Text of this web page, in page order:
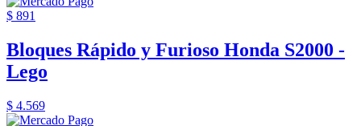
$ 891
Bloques Rápido y Furioso Honda S2000 -
Lego
$ 4.569